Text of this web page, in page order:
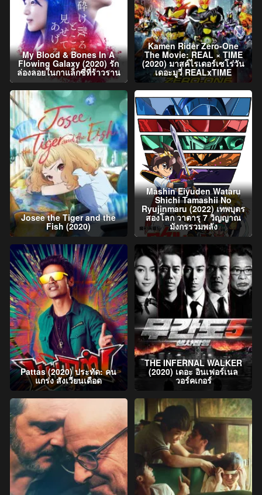
My Blood & Bones In A
Flowing Galaxy (2020) รัก
ล่องลอยในกาแล็กซี่ที่ร้าวราน
Kamen Rider Zero-One
The Movie: REAL × TIME
(2020) มาสค์ไรเดอร์เซโร่วัน
เดอะมูวี่ REALxTIME
Josee the Tiger and the
Fish (2020)
Mashin Eiyuden Wataru
Shichi Tamashii No
Ryujinmaru (2022) เทพบุตร
สองโลก วาตารุ 7 วิญญาณ
มังกรรวมพลัง
Pattas (2020) ประทัด: คน
แกร่ง สังเวียนเดือด
THE INFERNAL WALKER
(2020) เดอะ อินเฟอร์เนล
วอร์คเกอร์